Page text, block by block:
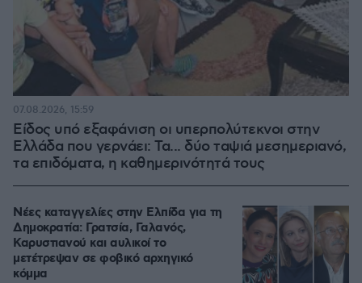
Είδος υπό εξαφάνιση οι υπερπολύτεκνοι στην
Ελλάδα που γερνάει: Τα... δύο ταψιά μεσημεριανό,
τα επιδόματα, η καθημερινότητά τους
07.08.2026, 15:59
Νέες καταγγελίες στην Ελπίδα για τη
Δημοκρατία: Γρατσία, Γαλανός,
Καρυστιανού και αυλικοί το
μετέτρεψαν σε φοβικό αρχηγικό
κόμμα